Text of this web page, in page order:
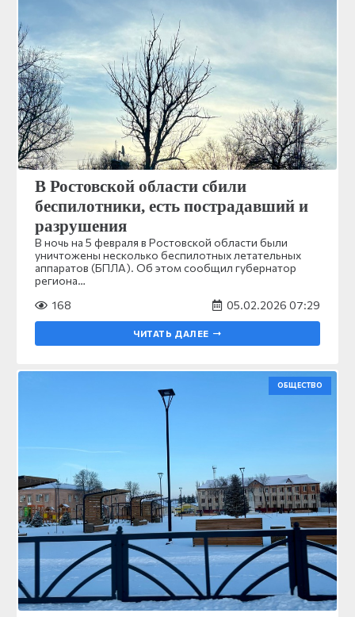
В Ростовской области сбили
беспилотники, есть пострадавший и
разрушения
В ночь на 5 февраля в Ростовской области были
уничтожены несколько беспилотных летательных
аппаратов (БПЛА). Об этом сообщил губернатор
региона…
168
05.02.2026 07:29
ЧИТАТЬ ДАЛЕЕ
ОБЩЕСТВО